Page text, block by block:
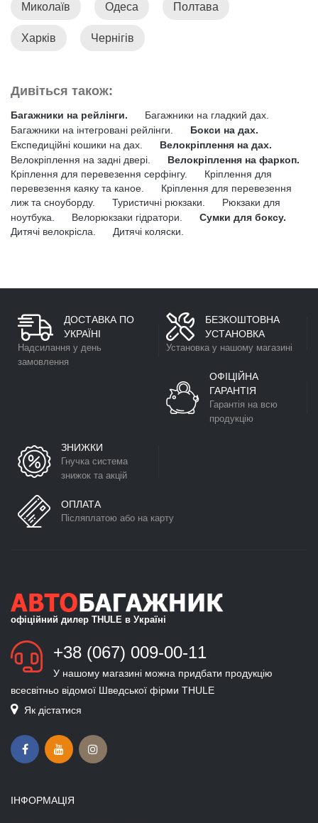
Миколаїв Одеса Полтава
Харків Чернігів
Дивіться також:
Багажники на рейлінги.
Багажники на гладкий дах.
Багажники на інтегровані рейлінги.
Бокси на дах.
Експедиційні кошики на дах.
Велокріплення на дах.
Велокріплення на задні двері.
Велокріплення на фаркоп.
Кріплення для перевезення серфінгу.
Кріплення для
перевезення каяку та каное.
Кріплення для перевезення
лиж та сноуборду.
Туристичні рюкзаки.
Рюкзаки для
ноутбука.
Велорюкзаки гідратори.
Сумки для боксу.
Дитячі велокрісла.
Дитячі коляски.
ДОСТАВКА ПО
УКРАЇНІ
Надсилання у день
замовлення
БЕЗКОШТОВНА
УСТАНОВКА
Установка у нашому магазині
ОФІЦІЙНА
ГАРАНТІЯ
Гарантія на всю
продукцію
ЗНИЖКИ
Гнучка система
знижок та акцій
ОПЛАТА
Післяплатою або на карту
офіційний дилер THULE в Україні
+38 (067) 009-00-11
У нашому магазині можна придбати продукцію
всесвітньо відомої Шведської фірми THULE
Як дістатися
ІНФОРМАЦІЯ